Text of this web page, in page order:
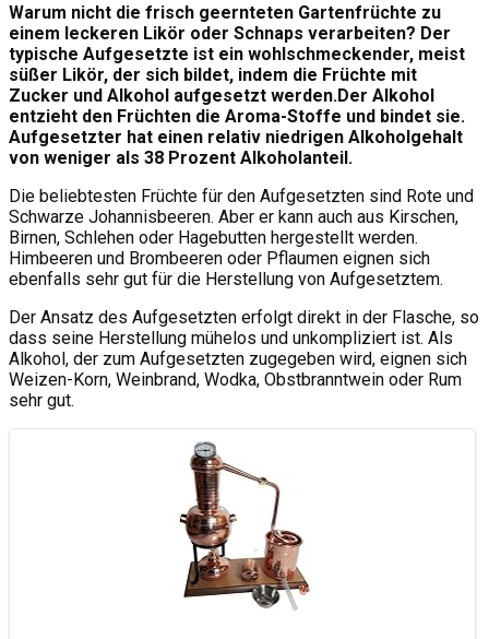
Warum nicht die frisch geernteten Gartenfrüchte zu
einem leckeren Likör oder Schnaps verarbeiten? Der
typische Aufgesetzte ist ein wohlschmeckender, meist
süßer Likör, der sich bildet, indem die Früchte mit
Zucker und Alkohol aufgesetzt werden.Der Alkohol
entzieht den Früchten die Aroma-Stoffe und bindet sie.
Aufgesetzter hat einen relativ niedrigen Alkoholgehalt
von weniger als 38 Prozent Alkoholanteil.
Die beliebtesten Früchte für den Aufgesetzten sind Rote und
Schwarze Johannisbeeren. Aber er kann auch aus Kirschen,
Birnen, Schlehen oder Hagebutten hergestellt werden.
Himbeeren und Brombeeren oder Pflaumen eignen sich
ebenfalls sehr gut für die Herstellung von Aufgesetztem.
Der Ansatz des Aufgesetzten erfolgt direkt in der Flasche, so
dass seine Herstellung mühelos und unkompliziert ist. Als
Alkohol, der zum Aufgesetzten zugegeben wird, eignen sich
Weizen-Korn, Weinbrand, Wodka, Obstbranntwein oder Rum
sehr gut.